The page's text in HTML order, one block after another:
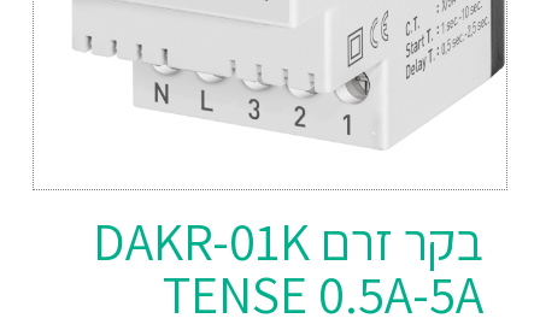
בקר זרם DAKR-01K
TENSE 0.5A-5A